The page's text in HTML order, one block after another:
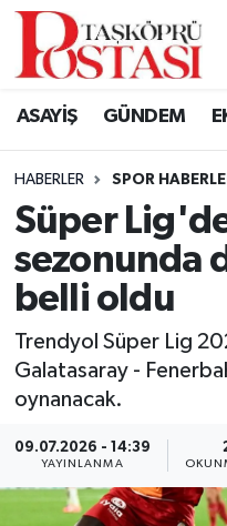
ASAYİŞ GÜNDEM
HABERLER SPOR
Süper
sezonunda
belli oldu
Trendyol Süper Lig
Galatasaray -
oynanacak.
09.07.2026 - 14:39
YAYINLANMA
Kastamonu Vefat
Araç Haberleri
Azdavay Haberleri
Bozkurt Haberleri